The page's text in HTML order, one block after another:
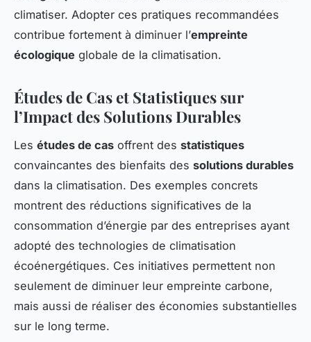
climatiser. Adopter ces pratiques recommandées
contribue fortement à diminuer l’empreinte
écologique globale de la climatisation.
Études de Cas et Statistiques sur
l’Impact des Solutions Durables
Les études de cas offrent des statistiques
convaincantes des bienfaits des solutions durables
dans la climatisation. Des exemples concrets
montrent des réductions significatives de la
consommation d’énergie par des entreprises ayant
adopté des technologies de climatisation
écoénergétiques. Ces initiatives permettent non
seulement de diminuer leur empreinte carbone,
mais aussi de réaliser des économies substantielles
sur le long terme.